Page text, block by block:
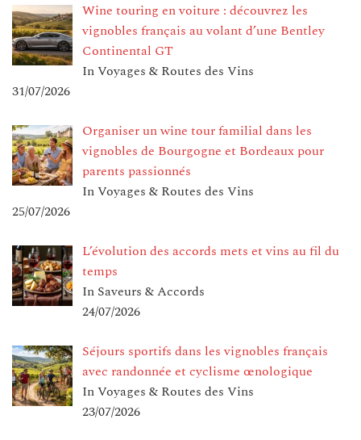
Wine touring en voiture : découvrez les
vignobles français au volant d’une Bentley
Continental GT
In Voyages & Routes des Vins
31/07/2026
Organiser un wine tour familial dans les
vignobles de Bourgogne et Bordeaux pour
parents passionnés
In Voyages & Routes des Vins
25/07/2026
L’évolution des accords mets et vins au fil du
temps
In Saveurs & Accords
24/07/2026
Séjours sportifs dans les vignobles français
avec randonnée et cyclisme œnologique
In Voyages & Routes des Vins
23/07/2026